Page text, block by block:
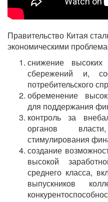
Правительство Китая
экономическими
снижение
сбережений и,
потребительского
обременение
для поддержания
контроль за
органов
стимулирования
создание
высокой
среднего класса,
выпускников